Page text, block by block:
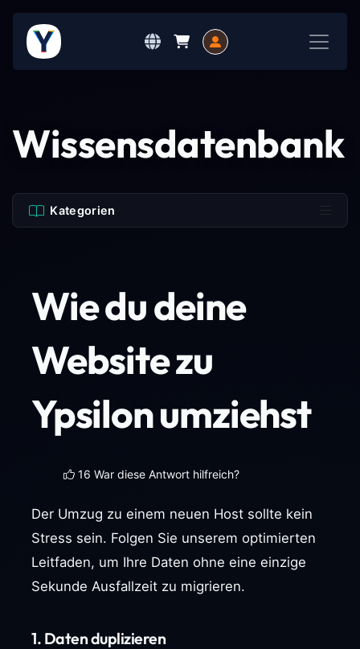
Wissensdatenbank
Kategorien
Wie du deine
Website zu
Ypsilon umziehst
16 War diese Antwort hilfreich?
Der Umzug zu einem neuen Host sollte kein
Stress sein. Folgen Sie unserem optimierten
Leitfaden, um Ihre Daten ohne eine einzige
Sekunde Ausfallzeit zu migrieren.
1. Daten duplizieren